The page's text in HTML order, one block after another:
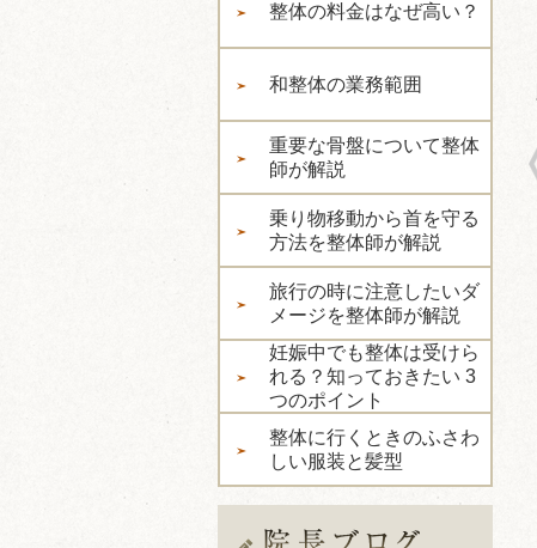
整体の料金はなぜ高い？
和整体の業務範囲
重要な骨盤について整体
師が解説
乗り物移動から首を守る
方法を整体師が解説
旅行の時に注意したいダ
メージを整体師が解説
妊娠中でも整体は受けら
れる？知っておきたい 3
つのポイント
整体に行くときのふさわ
しい服装と髪型